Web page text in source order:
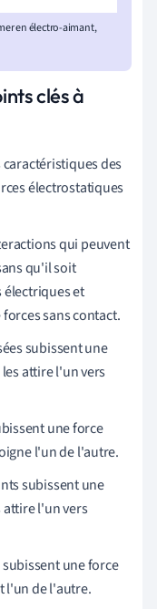
en électro-aimant,
clés à
des
électrostatiques
qui peuvent
qu'il soit
électriques et
sans contact.
subissent une
attire l'un vers
une force
l'un de l'autre.
subissent une
l'un vers
une force
l'un de l'autre.